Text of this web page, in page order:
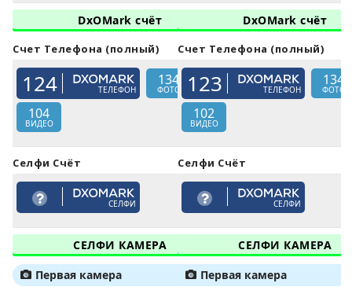
DxOMark счёт
Счет Телефона (полный)
124 ТЕЛЕФОН
134
ФОТО
104
ВИДЕО
Селфи Счёт
СЕЛФИ
СЕЛФИ КАМЕРА
Первая камера
DxOMark счёт
Счет Телефона (полный)
123 ТЕЛЕФОН
134
ФОТО
102
ВИДЕО
Селфи Счёт
СЕЛФИ
СЕЛФИ КАМЕРА
Первая камера